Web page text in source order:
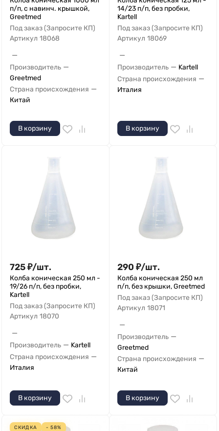
п/п, с навинч. крышкой,
Greetmed
Под заказ (Запросите КП)
Артикул 18068
—
Производитель —
Greetmed
Страна происхождения —
Китай
В корзину
14/23 п/п, без пробки,
Kartell
Под заказ (Запросите КП)
Артикул 18069
—
Производитель — Kartell
Страна происхождения —
Италия
В корзину
725₽/шт.
Колба коническая 250 мл -
19/26 п/п, без пробки,
Kartell
Под заказ (Запросите КП)
Артикул 18070
—
Производитель — Kartell
Страна происхождения —
Италия
В корзину
290 ₽/шт.
Колба коническая 250 мл
п/п, без крышки, Greetmed
Под заказ (Запросите КП)
Артикул 18071
—
Производитель —
Greetmed
Страна происхождения —
Китай
В корзину
СКИДКА
- 58%